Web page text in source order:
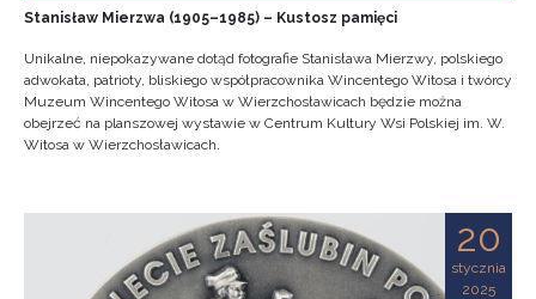
Stanisław Mierzwa (1905–1985) – Kustosz pamięci
Unikalne, niepokazywane dotąd fotografie Stanisława Mierzwy, polskiego
adwokata, patrioty, bliskiego współpracownika Wincentego Witosa i twórcy
Muzeum Wincentego Witosa w Wierzchosławicach będzie można
obejrzeć na planszowej wystawie w Centrum Kultury Wsi Polskiej im. W.
Witosa w Wierzchosławicach.
20
stycznia
2025